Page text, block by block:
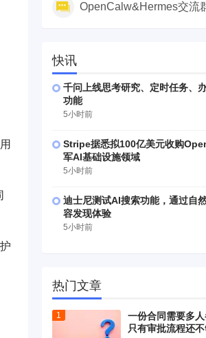
OpenCalw&Hermes交流
快讯
千问上线思考研究、定时任务、
功能
5小时前
Stripe据悉拟100亿美元收购
军AI基础设施领域
5小时前
迪士尼测试AI搜索功能，通过自
容发现体验
5小时前
热门文章
一份合同需要多
只有审批流程还